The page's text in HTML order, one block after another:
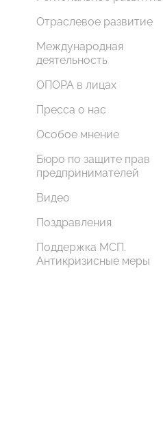
Отраслевое развитие
Международная
деятельность
ОПОРА в лицах
Пресса о нас
Особое мнение
Бюро по защите прав
предпринимателей
Видео
Поздравления
Поддержка МСП.
Антикризисные меры